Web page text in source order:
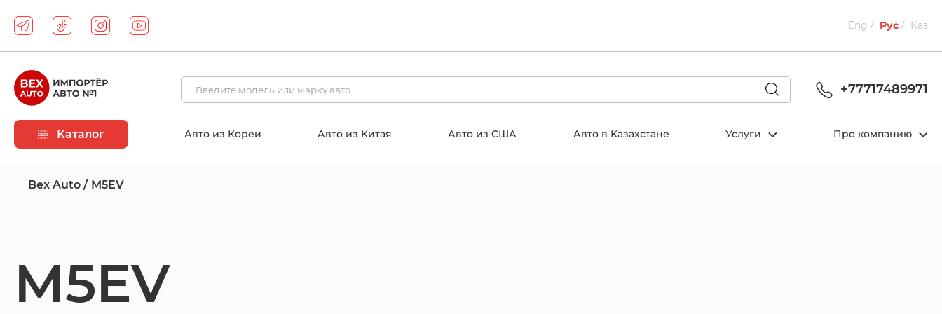
Eng Рус Каз
+77717489971
Каталог Авто из Кореи Авто из Китая Авто из США Авто в Казахстане Услуги Про компанию
Bex Auto M5EV
M5EV